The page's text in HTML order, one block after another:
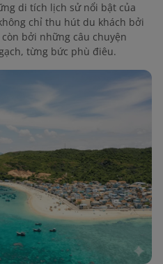
di tích lịch sử nổi bật của
chỉ thu hút du khách bởi
bởi những câu chuyện
từng bức phù điêu.